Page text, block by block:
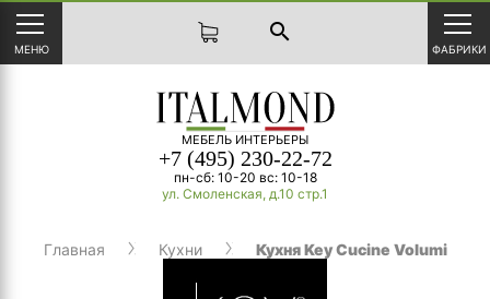
МЕНЮ
search
ФАБРИКИ
МЕБЕЛЬ ИНТЕРЬЕРЫ
+7 (495) 230-22-72
пн-сб: 10-20 вс: 10-18
ул. Смоленская, д.10 стр.1
Главная Кухни Кухня Key Cucine Volumi